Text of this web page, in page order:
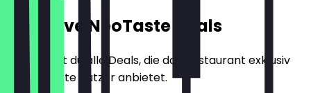
Exklusive NeoTaste Deals
Hier findest du alle Deals, die das Restaurant exklusiv
für NeoTaste Nutzer anbietet.